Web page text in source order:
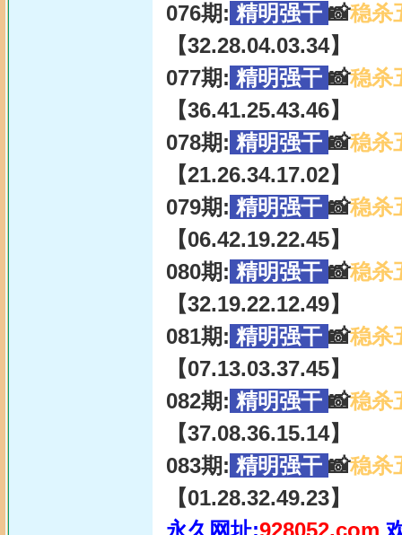
076期: 精明强干 📸稳杀
【32.28.04.03.34】
077期: 精明强干 📸稳杀
【36.41.25.43.46】
078期: 精明强干 📸稳杀
【21.26.34.17.02】
079期: 精明强干 📸稳杀
【06.42.19.22.45】
080期: 精明强干 📸稳杀
【32.19.22.12.49】
081期: 精明强干 📸稳杀
【07.13.03.37.45】
082期: 精明强干 📸稳杀
【37.08.36.15.14】
083期: 精明强干 📸稳杀
【01.28.32.49.23】